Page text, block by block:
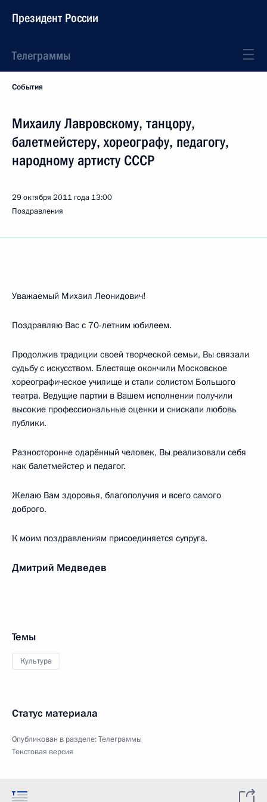
Президент России
Телеграммы
События
Михаилу Лавровскому, танцору,
балетмейстеру, хореографу, педагогу,
народному артисту СССР
29 октября 2011 года 13:00
Поздравления
Уважаемый Михаил Леонидович!
Поздравляю Вас с 70-летним юбилеем.
Продолжив традиции своей творческой семьи, Вы связали
судьбу с искусством. Блестяще окончили Московское
хореографическое училище и стали солистом Большого
театра. Ведущие партии в Вашем исполнении получили
высокие профессиональные оценки и снискали любовь
публики.
Разносторонне одарённый человек, Вы реализовали себя
как балетмейстер и педагог.
Желаю Вам здоровья, благополучия и всего самого
доброго.
К моим поздравлениям присоединяется супруга.
Дмитрий Медведев
Темы
Культура
Статус материала
Опубликован в разделе:Телеграммы
Текстовая версия